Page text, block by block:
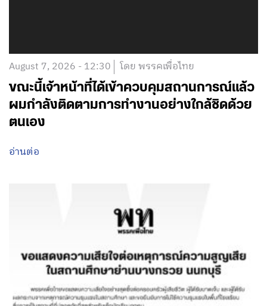
August 7, 2026 - 12:30 โดย พรรคเพื่อไทย
ขณะนี้เจ้าหน้าที่ได้เข้าควบคุมสถานการณ์แล้ว
ผมกำลังติดตามการทำงานอย่างใกล้ชิดด้วย
ตนเอง
อ่านต่อ